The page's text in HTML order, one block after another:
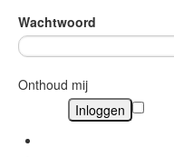
Wachtwoord
Onthoud mij